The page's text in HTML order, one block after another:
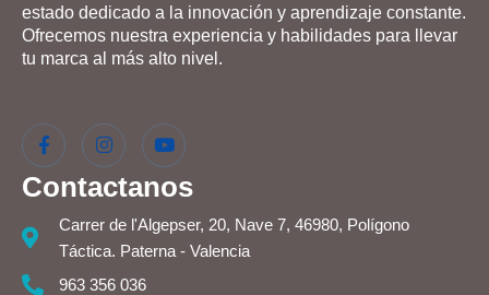
estado dedicado a la innovación y aprendizaje constante.
Ofrecemos nuestra experiencia y habilidades para llevar
tu marca al más alto nivel.
Contactanos
Carrer de l'Algepser, 20, Nave 7, 46980, Polígono
Táctica. Paterna - Valencia
963 356 036